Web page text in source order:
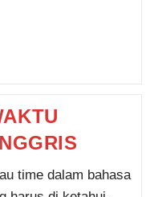
time dalam bahasa